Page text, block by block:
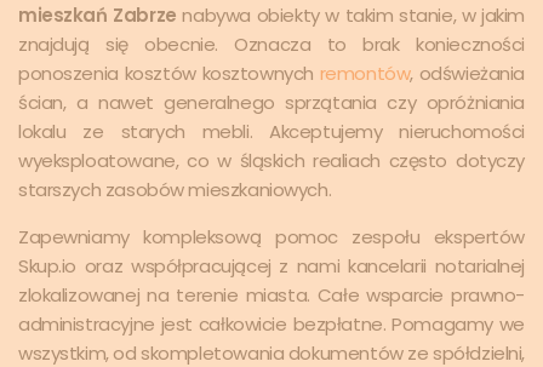
mieszkań Zabrze nabywa obiekty w takim stanie, w jakim
znajdują się obecnie. Oznacza to brak konieczności
ponoszenia kosztów kosztownych remontów, odświeżania
ścian, a nawet generalnego sprzątania czy opróżniania
lokalu ze starych mebli. Akceptujemy nieruchomości
wyeksploatowane, co w śląskich realiach często dotyczy
starszych zasobów mieszkaniowych.
Zapewniamy kompleksową pomoc zespołu ekspertów
Skup.io oraz współpracującej z nami kancelarii notarialnej
zlokalizowanej na terenie miasta. Całe wsparcie prawno-
administracyjne jest całkowicie bezpłatne. Pomagamy we
wszystkim, od skompletowania dokumentów ze spółdzielni,